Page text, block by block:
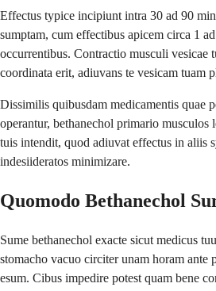
Effectus typice incipiunt intra 30 ad 90
sumptam, cum effectibus apicem circa 1
occurrentibus. Contractio musculi vesicae
coordinata erit, adiuvans te vesicam tuam
Dissimilis quibusdam medicamentis quae
operantur, bethanechol primario musculos
tuis intendit, quod adiuvat effectus in aliis
indesiideratos minimizare.
Quomodo Bethanechol
Sume bethanechol exacte sicut medicus
stomacho vacuo circiter unam horam ante
esum. Cibus impedire potest quam bene